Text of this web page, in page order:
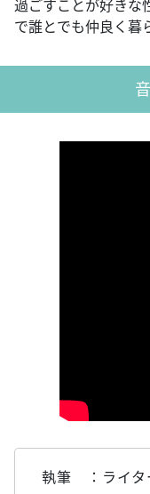
過ごすことが好きな
で誰とでも仲良く暮
執筆 ：ライ